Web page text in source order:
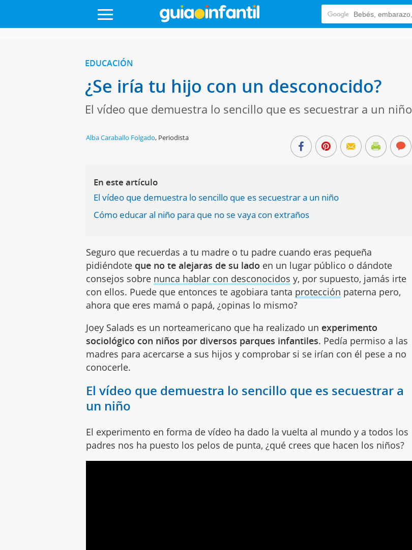
EDUCACIÓN
¿Se iría tu hijo con un desconocido?
El vídeo que demuestra lo sencillo que es secuestrar a un niño
Alba Caraballo Folgado, Periodista
En este artículo
El vídeo que demuestra lo sencillo que es secuestrar a un niño
Cómo educar al niño para que no se vaya con extraños
Seguro que recuerdas a tu madre o tu padre cuando eras pequeña
pidiéndote que no te alejaras de su lado en un lugar público o dándote
consejos sobre nunca hablar con desconocidos y, por supuesto, jamás irte
con ellos. Puede que entonces te agobiara tanta protección paterna pero,
ahora que eres mamá o papá, ¿opinas lo mismo?
Joey Salads es un norteamericano que ha realizado un experimento
sociológico con niños por diversos parques infantiles. Pedía permiso a las
madres para acercarse a sus hijos y comprobar si se irían con él pese a no
conocerle.
El vídeo que demuestra lo sencillo que es secuestrar a
un niño
El experimento en forma de vídeo ha dado la vuelta al mundo y a todos los
padres nos ha puesto los pelos de punta, ¿qué crees que hacen los niños?